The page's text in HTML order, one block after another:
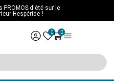
PROMOS d'été sur le
Hespéride !
0 0